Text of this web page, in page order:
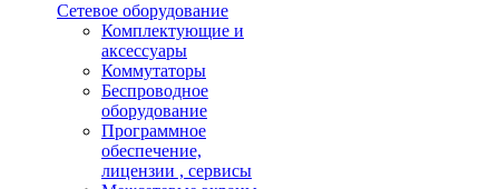
Сетевое оборудование
Комплектующие и
аксессуары
Коммутаторы
Беспроводное
оборудование
Программное
обеспечение,
лицензии , сервисы